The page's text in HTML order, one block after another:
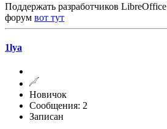
Поддержать разработчиков LibreOffice
форум вот тут
1lya
Новичок
Сообщения: 2
Записан